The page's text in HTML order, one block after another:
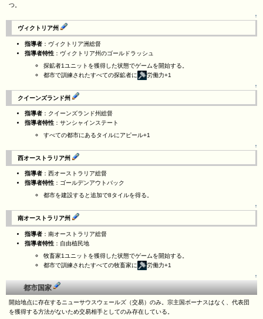
つ。
↑
ヴィクトリア州
指導者 ：ヴィクトリア洲総督
指導者特性 ：ヴィクトリア州のゴールドラッシュ
探鉱者1ユニットを獲得した状態でゲームを開始する。
都市で訓練されたすべての探鉱者に
労働力+1
↑
クイーンズランド州
指導者 ：クイーンズランド州総督
指導者特性 ：サンシャインステート
すべての都市にあるタイルにアピール+1
↑
西オーストラリア州
指導者 ：西オーストラリア総督
指導者特性 ：ゴールデンアウトバック
都市を建設すると追加で8タイルを得る。
↑
南オーストラリア州
指導者 ：南オーストラリア総督
指導者特性 ：自由植民地
牧畜家1ユニットを獲得した状態でゲームを開始する。
都市で訓練されたすべての牧畜家に
労働力+1
↑
都市国家
開始地点に存在するニューサウスウェールズ（交易）のみ。宗主国ボーナスはなく、代表団
を獲得する方法がないため交易相手としてのみ存在している。